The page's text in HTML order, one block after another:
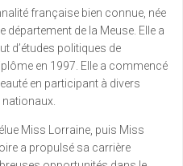
française bien connue, née
département de la Meuse. Elle a
d’études politiques de
en 1997. Elle a commencé
en participant à divers
Miss Lorraine, puis Miss
a propulsé sa carrière